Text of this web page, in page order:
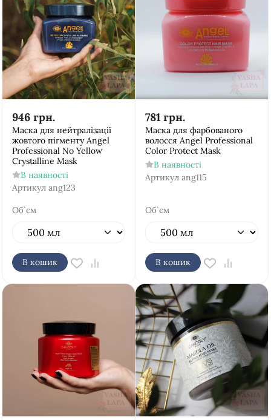
946 грн.
Маска для нейтралізації
жовтого пігменту Аngel
Рrofessional No Yellow
Crystalline Mask
В наявності
Артикул ang123
Об`єм
В кошик
781 грн.
Маска для фарбованого
волосся Аngel Рrofessional
Color Protect Mask
В наявності
Артикул ang115
Об`єм
В кошик